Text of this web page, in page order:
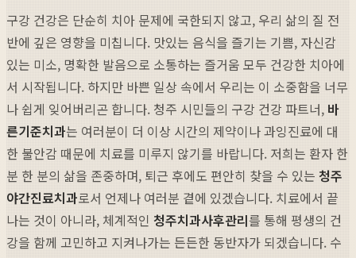
구강 건강은 단순히 치아 문제에 국한되지 않고, 우리 삶의 질 전
반에 깊은 영향을 미칩니다. 맛있는 음식을 즐기는 기쁨, 자신감
있는 미소, 명확한 발음으로 소통하는 즐거움 모두 건강한 치아에
서 시작됩니다. 하지만 바쁜 일상 속에서 우리는 이 소중함을 너무
나 쉽게 잊어버리곤 합니다. 청주 시민들의 구강 건강 파트너, 바
른기준치과는 여러분이 더 이상 시간의 제약이나 과잉진료에 대
한 불안감 때문에 치료를 미루지 않기를 바랍니다. 저희는 환자 한
분 한 분의 삶을 존중하며, 퇴근 후에도 편안히 찾을 수 있는 청주
야간진료치과로서 언제나 여러분 곁에 있겠습니다. 치료에서 끝
나는 것이 아니라, 체계적인 청주치과사후관리를 통해 평생의 건
강을 함께 고민하고 지켜나가는 든든한 동반자가 되겠습니다. 수